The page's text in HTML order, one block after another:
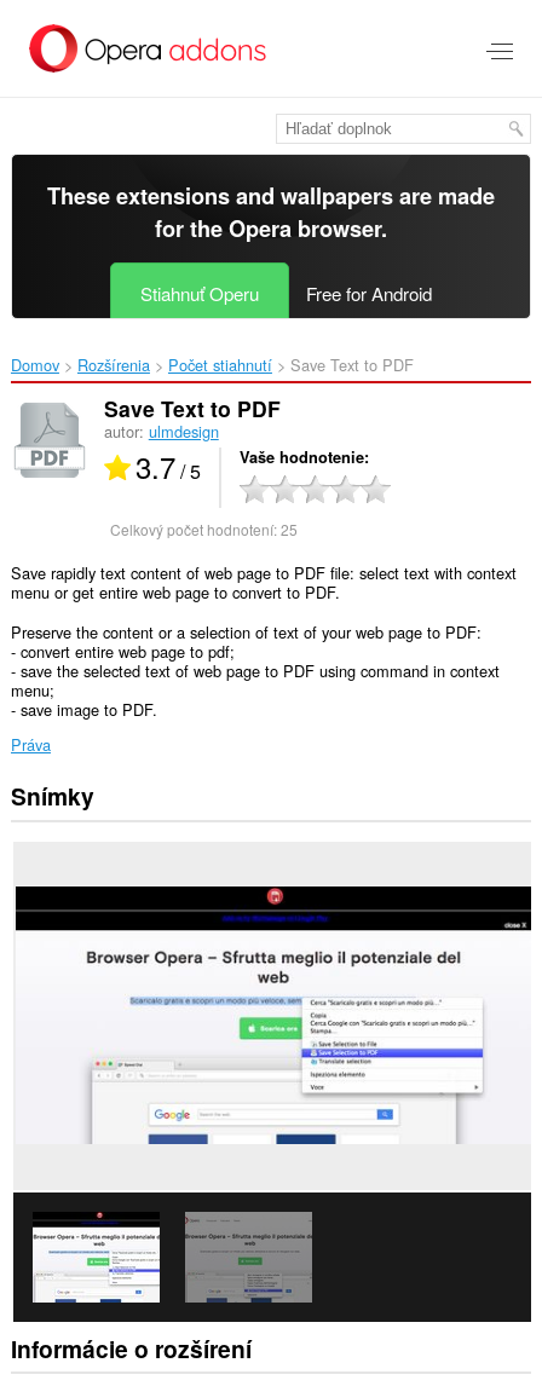
hlavný
These extensions and wallpapers are made
for theOpera browser.
Stiahnuť Operu Free for Android
Domov Rozšírenia Počet stiahnutí Save Text to PDF‎
Save Text to PDF
autor: ulmdesign
3.7/ 5 Vaše hodnotenie
Celkový počet hodnotení:25
Save rapidly text content of web page to PDF file: select text with context
menu or get entire web page to convert to PDF.
Preserve the content or a selection of text of your web page to PDF:
- convert entire web page to pdf;
- save the selected text of web page to PDF using command in context
menu;
- save image to PDF.
Práva
Toto
rozšírenie
vašim
dátam
na
Snímky
Informácie o rozšírení